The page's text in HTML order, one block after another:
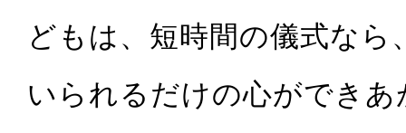
どもは、短時間の儀式な
いられるだけの心ができ